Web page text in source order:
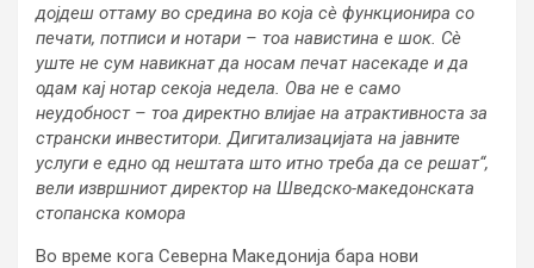
дојдеш оттаму во средина во која сè функционира со
печати, потписи и нотари – тоа навистина е шок. Сè
уште не сум навикнат да носам печат насекаде и да
одам кај нотар секоја недела. Ова не е само
неудобност – тоа директно влијае на атрактивноста за
странски инвеститори. Дигитализацијата на јавните
услуги е едно од нештата што итно треба да се решат“,
вели извршниот директор на Шведско-македонската
стопанска комора
Во време кога Северна Македонија бара нови